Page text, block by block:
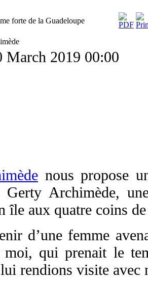
forte de la Guadeloupe
March 2019 00:00
nous propose
Gerty Archimède,
île aux quatre coins
d’une femme
qui prenait le
rendions visite avec